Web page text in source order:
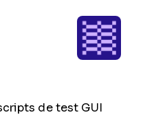
de test GUI